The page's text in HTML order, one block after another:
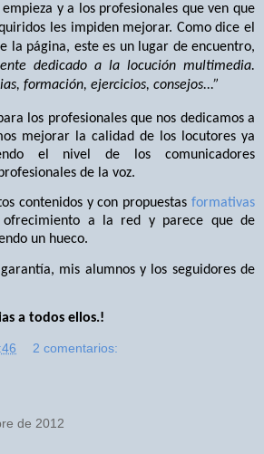
y a los profesionales que ven que
les impiden mejorar. Como dice el
la página, este es un lugar de encuentro,
dedicado a la locución multimedia.
formación, ejercicios, consejos...”
los profesionales que nos dedicamos a
mejorar la calidad de los locutores ya
el nivel de los comunicadores
de la voz.
contenidos y con propuestas formativas
a la red y parece que de
un hueco.
mis alumnos y los seguidores de
a todos ellos.!
2 comentarios:
de 2012